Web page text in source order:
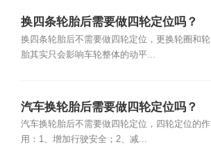
换四条轮胎后需要做四轮定位吗？
换四条轮胎后不需要做四轮定位，更换轮圈和轮
胎其实只会影响车轮整体的动平...
汽车换轮胎后需要做四轮定位吗？
汽车换轮胎后不需要做四轮定位，四轮定位的作
用：1、增加行驶安全；2、减...